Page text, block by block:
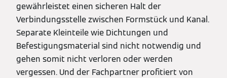
gewährleistet einen sicheren Halt der
Verbindungsstelle zwischen Formstück und Kanal.
Separate Kleinteile wie Dichtungen und
Befestigungsmaterial sind nicht notwendig und
gehen somit nicht verloren oder werden
vergessen. Und der Fachpartner profitiert von